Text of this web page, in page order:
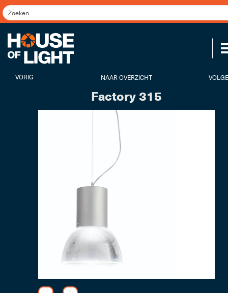
NAAR OVERZICHT
VORIG
Factory 315